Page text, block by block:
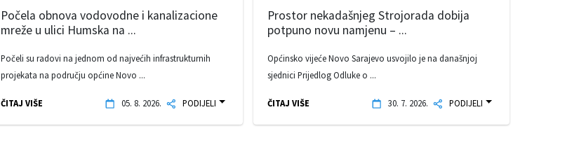
Počela obnova vodovodne i kanalizacione
mreže u ulici Humska na ...
Počeli su radovi na jednom od najvećih infrastrukturnih
projekata na području općine Novo ...
ČITAJ VIŠE 05. 8. 2026. PODIJELI
Prostor nekadašnjeg Strojorada dobija
potpuno novu namjenu – ...
Općinsko vijeće Novo Sarajevo usvojilo je na današnjoj
sjednici Prijedlog Odluke o ...
ČITAJ VIŠE 30. 7. 2026. PODIJELI